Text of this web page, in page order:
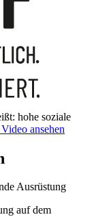
hohe soziale
ansehen
Ausrüstung
auf dem